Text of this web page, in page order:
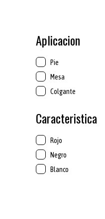
Aplicacion
Pie
Mesa
Colgante
Caracteristica
Rojo
Negro
Blanco